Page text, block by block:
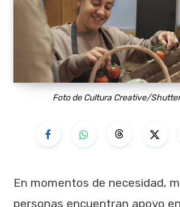
Foto de Cultura Creative/
En momentos de necesidad,
personas encuentran apoyo